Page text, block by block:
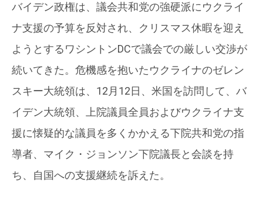
バイデン政権は、議会共和党の強硬派にウクライ
ナ支援の予算を反対され、クリスマス休暇を迎え
ようとするワシントンDCで議会での厳しい交渉が
続いてきた。危機感を抱いたウクライナのゼレン
スキー大統領は、12月12日、米国を訪問して、バ
イデン大統領、上院議員全員およびウクライナ支
援に懐疑的な議員を多くかかえる下院共和党の指
導者、マイク・ジョンソン下院議長と会談を持
ち、自国への支援継続を訴えた。